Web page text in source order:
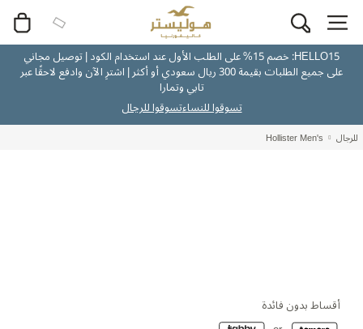
HELLO15: خصم 15% على الطلب الأول عند استخدام الكود | توصيل مجاني
على جميع الطلبات بقيمة 300 ريال سعودي أو أكثر | اشترِ الآن وادفع لاحقًا عبر
تابي وتمارا
تسوقوا للنساءتسوقوا للرجال
للرجال Hollister Men's
أقساط بدون فائدة